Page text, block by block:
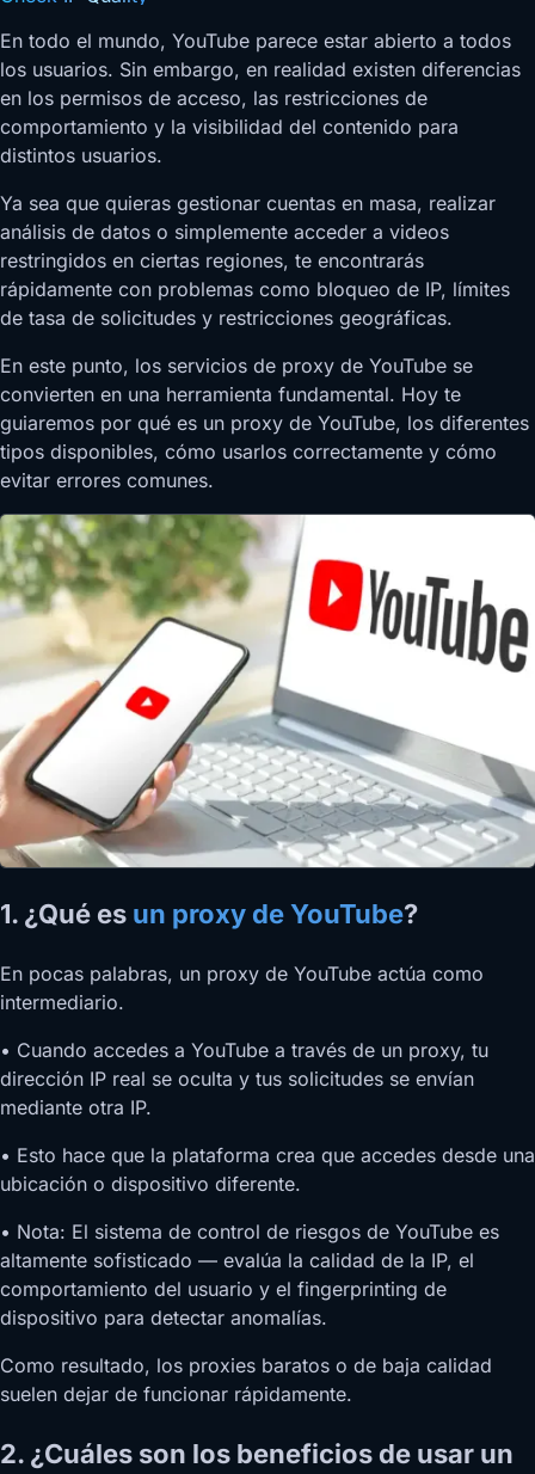
En todo el mundo, YouTube parece estar abierto a todos
los usuarios. Sin embargo, en realidad existen diferencias
en los permisos de acceso, las restricciones de
comportamiento y la visibilidad del contenido para
distintos usuarios.
Ya sea que quieras gestionar cuentas en masa, realizar
análisis de datos o simplemente acceder a videos
restringidos en ciertas regiones, te encontrarás
rápidamente con problemas como bloqueo de IP, límites
de tasa de solicitudes y restricciones geográficas.
En este punto, los servicios de proxy de YouTube se
convierten en una herramienta fundamental. Hoy te
guiaremos por qué es un proxy de YouTube, los diferentes
tipos disponibles, cómo usarlos correctamente y cómo
evitar errores comunes.
1. ¿Qué es un proxy de YouTube?
En pocas palabras, un proxy de YouTube actúa como
intermediario.
• Cuando accedes a YouTube a través de un proxy, tu
dirección IP real se oculta y tus solicitudes se envían
mediante otra IP.
• Esto hace que la plataforma crea que accedes desde una
ubicación o dispositivo diferente.
• Nota: El sistema de control de riesgos de YouTube es
altamente sofisticado — evalúa la calidad de la IP, el
comportamiento del usuario y el fingerprinting de
dispositivo para detectar anomalías.
Como resultado, los proxies baratos o de baja calidad
suelen dejar de funcionar rápidamente.
2. ¿Cuáles son los beneficios de usar un